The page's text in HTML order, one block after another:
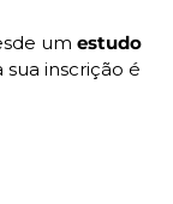
um estudo
sua inscrição é